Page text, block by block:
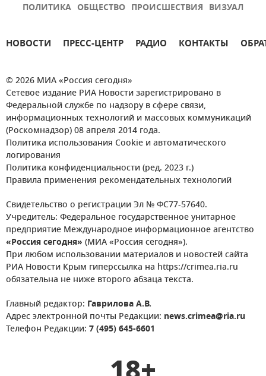
ПОЛИТИКА ОБЩЕСТВО ПРОИСШЕСТВИЯ ВИЗУАЛ
НОВОСТИ ПРЕСС-ЦЕНТР РАДИО КОНТАКТЫ
© 2026 МИА «Россия сегодня»
Сетевое издание РИА Новости зарегистрировано в
Федеральной службе по надзору в сфере связи,
информационных технологий и массовых коммуникаций
(Роскомнадзор) 08 апреля 2014 года.
Политика использования Cookie и автоматического
логирования
Политика конфиденциальности (ред. 2023 г.)
Правила применения рекомендательных технологий
Свидетельство о регистрации Эл № ФС77-57640.
Учредитель: Федеральное государственное унитарное
предприятие Международное информационное агентство
«Россия сегодня» (МИА «Россия сегодня»).
При любом использовании материалов и новостей сайта
РИА Новости Крым гиперссылка на https://crimea.ria.ru
обязательна не ниже второго абзаца текста.
Главный редактор: Гаврилова А.В.
Адрес электронной почты Редакции: news.crimea@ria.ru
Телефон Редакции: 7 (495) 645-6601